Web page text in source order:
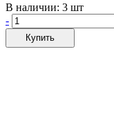
В наличии: 3 шт
-
Купить